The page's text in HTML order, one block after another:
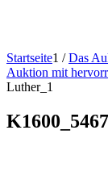
Startseite1 / Das
Auktion mit
Luther_1